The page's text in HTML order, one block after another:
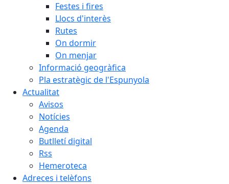
Festes i fires
Llocs d'interès
Rutes
On dormir
On menjar
Informació geogràfica
Pla estratègic de l'Espunyola
Actualitat
Avisos
Notícies
Agenda
Butlletí digital
Rss
Hemeroteca
Adreces i telèfons